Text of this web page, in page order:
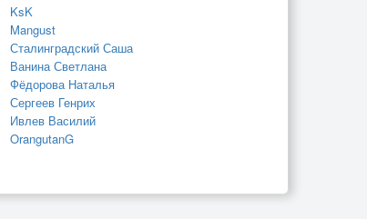
KsK
Mangust
Сталинградский Саша
Ванина Светлана
Фёдорова Наталья
Сергеев Генрих
Ивлев Василий
OrangutanG